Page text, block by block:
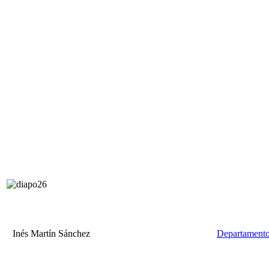
Inés Martín Sánchez